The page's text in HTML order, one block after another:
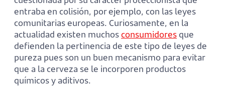
entraba en colisión, por ejemplo, con las leyes
comunitarias europeas. Curiosamente, en la
actualidad existen muchosconsumidores que
defienden la pertinencia de este tipo de leyes de
pureza pues son un buen mecanismo para evitar
que a la cerveza se le incorporen productos
químicos y aditivos.